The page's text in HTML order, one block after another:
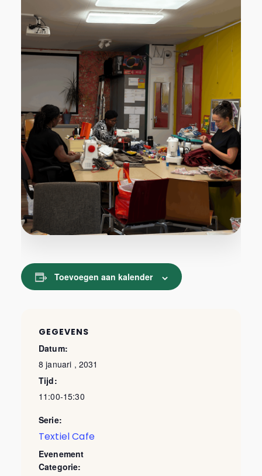
Toevoegen aan kalender
GEGEVENS
Datum:
8 januari , 2031
Tijd:
11:00-15:30
Serie:
Textiel Cafe
Evenement
Categorie: